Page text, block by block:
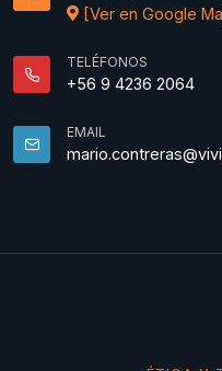
[Ver en Google
TELÉFONOS
+56 9 4236 2064
EMAIL